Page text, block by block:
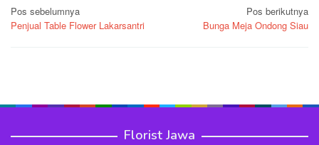
Navigasi
pos
Pos sebelumnya
Penjual Table Flower Lakarsantri
Pos berikutnya
Bunga Meja Ondong Siau
Florist Jawa